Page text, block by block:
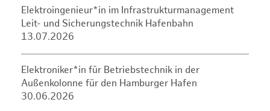
Elektroingenieur*in im Infrastrukturmanagement
Leit- und Sicherungstechnik Hafenbahn
13.07.2026
Elektroniker*in für Betriebstechnik in der
Außenkolonne für den Hamburger Hafen
30.06.2026